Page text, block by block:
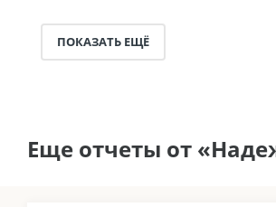
ПОКАЗАТЬ ЕЩЁ
Еще отчеты от